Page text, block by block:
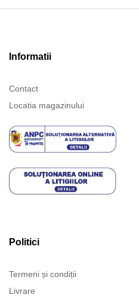
Informatii
Contact
Locatia magazinului
Politici
Termeni și condiții
Livrare